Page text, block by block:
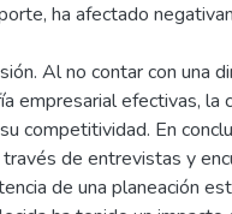
ha afectado
Al no contar con una
empresarial efectivas, la
competitividad. En
de entrevistas y
de una planeación